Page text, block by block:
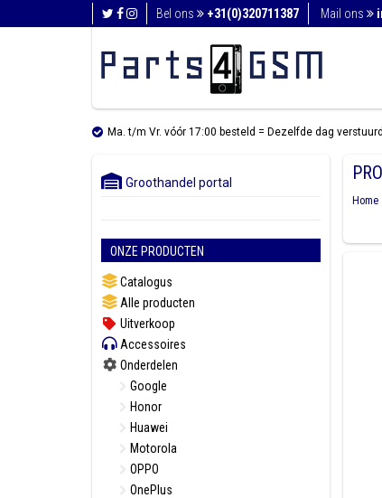
Bel ons +31(0)320711387 Mail ons
Ma. t/m Vr. vóór 17:00 besteld = Dezelfde dag verstuurd
Groothandel portal
ONZE PRODUCTEN
Catalogus
Alle producten
Uitverkoop
Accessoires
Onderdelen
Google
Honor
Huawei
Motorola
OPPO
OnePlus
Home